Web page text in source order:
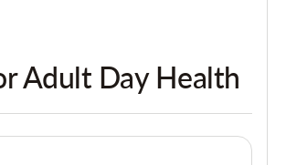
Adult Day Health